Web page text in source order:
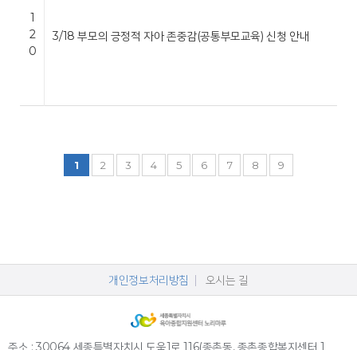
1
2
0
3/18 부모의 긍정적 자아 존중감(공통부모교육) 신청 안내
1 2 3 4 5 6 7 8 9
개인정보처리방침 오시는 길
주소 : 30064 세종특별자치시 도움1로 116(종촌동, 종촌종합복지센터 1